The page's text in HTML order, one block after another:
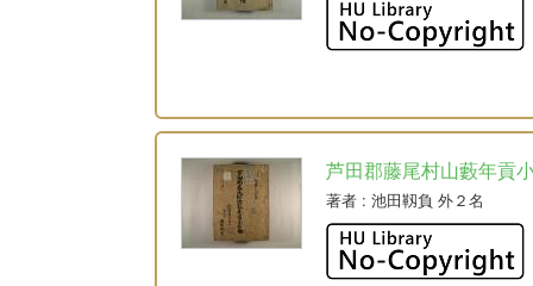
芦田郡藤尾村山藪年貢
著者 : 池田靱負 外２名